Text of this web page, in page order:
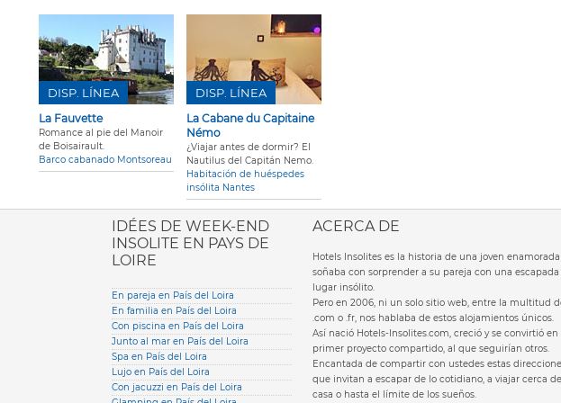
La Fauvette
Romance al pie del Manoir
de Boisairault.
Barco cabanado Montsoreau
DISP. LÍNEA
La Cabane du Capitaine
Némo
¿Viajar antes de dormir? El
Nautilus del Capitán Nemo.
Habitación de huéspedes
insólita Nantes
DISP. LÍNEA
italiana
IDÉES DE WEEK-END
INSOLITE EN PAYS DE
LOIRE
En pareja en País del Loira
En familia en País del Loira
Con piscina en País del Loira
Junto al mar en País del Loira
Spa en País del Loira
Lujo en País del Loira
Con jacuzzi en País del Loira
ACERCA DE
Hotels Insolites es la historia de una joven
soñaba con sorprender a su pareja con una escapada
lugar insólito.
Pero en 2006, ni un solo sitio web, entre la multitud
.com o .fr, nos hablaba de estos alojamientos únicos.
Así nació Hotels-Insolites.com, creció y se convirtió en
primer proyecto compartido, al que seguirían otros.
Encantada de compartir con ustedes estas
que invitan a escapar de lo cotidiano, a viajar cerca de
casa o hasta el límite de los sueños.